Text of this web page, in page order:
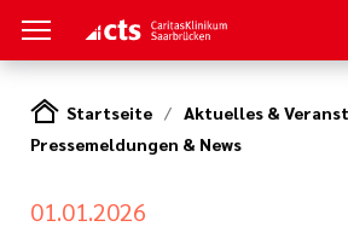
/ Orientierung
Startseite
Aktuelles &
Pressemeldungen & News
01.01.2026